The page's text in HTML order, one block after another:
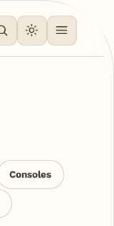
Consoles